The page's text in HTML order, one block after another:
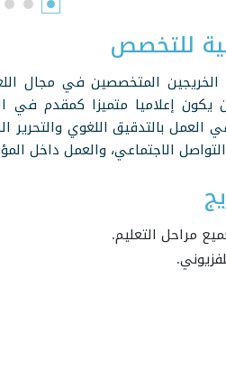
للتخصص
الخريجين المتخصصين في مجال
يكون إعلاميا متميزا كمقدم في
العمل بالتدقيق اللغوي والتحرير
التواصل الاجتماعي، والعمل داخل
مراحل التعليم.